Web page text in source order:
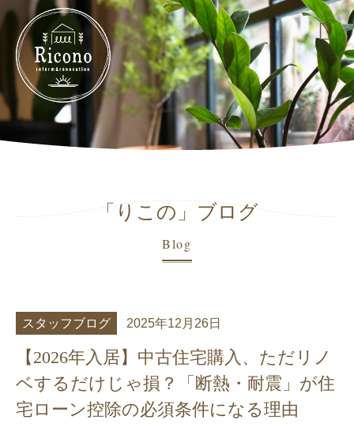
「りこの」ブログ
Blog
スタッフブログ 2025年12月26日
【2026年入居】中古住宅購入、ただリノ
ベするだけじゃ損？「断熱・耐震」が住
宅ローン控除の必須条件になる理由